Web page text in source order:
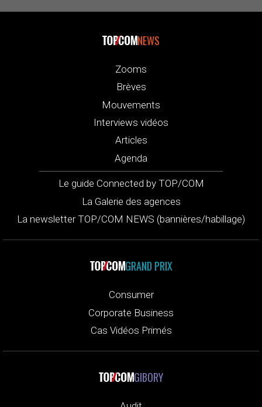
NEWS
Zooms
Brèves
Mouvements
Interviews vidéos
Articles
Agenda
Le guide Connected by TOP/COM
La Galerie des agences
La newsletter TOP/COM NEWS (bannières/habillage)
GRAND PRIX
Consumer
Corporate Business
Cas Vidéos Primés
GIBORY